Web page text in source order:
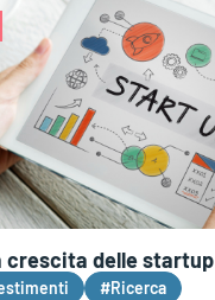
crescita delle startup
#Ricerca